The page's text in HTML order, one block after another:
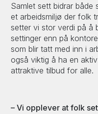
Samlet sett bidrar både
et arbeidsmiljø der folk
setter vi stor verdi på å
settinger enn på
som blir tatt med inn i
også viktig å ha en
attraktive tilbud for alle.
– Vi opplever at folk